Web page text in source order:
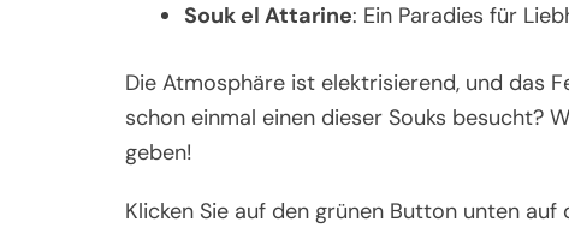
Souk el Attarine: Ein Paradies für
Die Atmosphäre ist elektrisierend, und das
schon einmal einen dieser Souks besucht?
geben!
Klicken Sie auf den grünen Button unten